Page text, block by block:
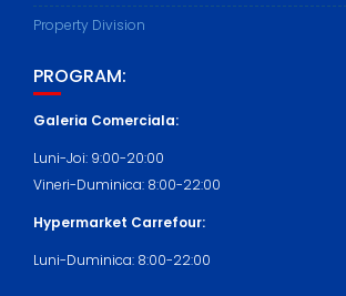
Property Division
PROGRAM:
Galeria Comerciala:
Luni-Joi: 9:00-20:00
Vineri-Duminica: 8:00-22:00
Hypermarket Carrefour:
Luni-Duminica: 8:00-22:00